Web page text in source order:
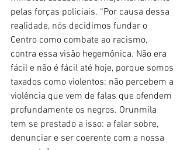
pelas forças policiais. “Por causa dessa
realidade, nós decidimos fundar o
Centro como combate ao racismo,
contra essa visão hegemônica. Não era
fácil e não é fácil até hoje, porque somos
taxados como violentos: não percebem a
violência que vem de falas que ofendem
profundamente os negros. Orunmila
tem se prestado a isso: a falar sobre,
denunciar e ser coerente com a nossa